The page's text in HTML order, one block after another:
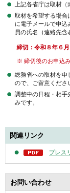
上記各省庁は取材（
取材を希望する場
に電子メールで申
員の氏名（連絡先含
締切：令和８年６月
※ 締切後のお申込
総務省への取材を申
ので、ご留意くださ
調整中の日程・相手
みです。
関連リンク
プレス
お問い合わせ